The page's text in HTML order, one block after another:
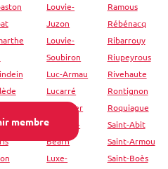
membre
Louvie-
Juzon
Louvie-
Soubiron
Luc-Armau
Lucarré
Lucgarier
Lucq-de-
Béarn
Luxe-
Ramous
Rébénacq
Ribarrouy
Riupeyrous
Rivehaute
Rontignon
Roquiague
Saint-Abit
Saint-Armou
Saint-Boès